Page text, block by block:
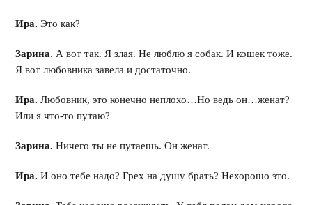
Ира. Это как?
Зарина. А вот так. Я злая. Не люблю я собак. И кошек тоже.
Я вот любовника завела и достаточно.
Ира. Любовник, это конечно неплохо…Но ведь он…женат?
Или я что-то путаю?
Зарина. Ничего ты не путаешь. Он женат.
Ира. И оно тебе надо? Грех на душу брать? Нехорошо это.